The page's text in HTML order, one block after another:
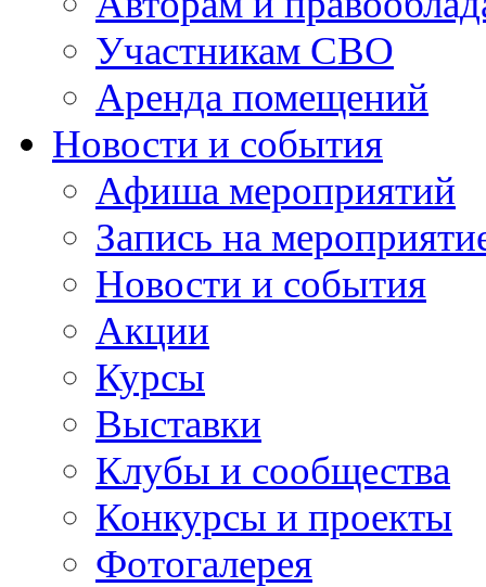
Участникам СВО
Аренда помещений
Новости и события
Афиша мероприятий
Запись на
Новости и события
Акции
Курсы
Выставки
Клубы и сообщества
Конкурсы и проекты
Фотогалерея